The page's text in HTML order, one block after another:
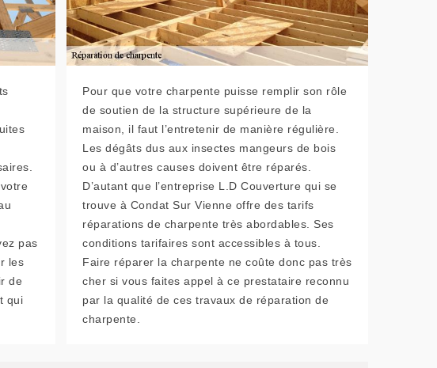
pas
les
de
qui
Pour que votre charpente puisse remplir son rôle
de soutien de la structure supérieure de la
maison, il faut l’entretenir de manière régulière.
Les dégâts dus aux insectes mangeurs de bois
ou à d’autres causes doivent être réparés.
D’autant que l’entreprise L.D Couverture qui se
trouve à Condat Sur Vienne offre des tarifs
réparations de charpente très abordables. Ses
conditions tarifaires sont accessibles à tous.
Faire réparer la charpente ne coûte donc pas très
cher si vous faites appel à ce prestataire reconnu
par la qualité de ces travaux de réparation de
charpente.